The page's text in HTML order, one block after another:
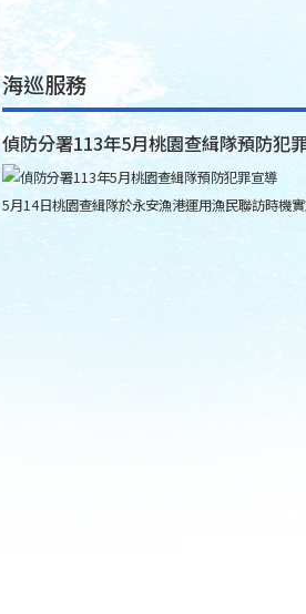
海巡服務
偵防分署113年5月桃園查緝隊預防犯
5月14日桃園查緝隊於永安漁港運用漁民聯訪時機